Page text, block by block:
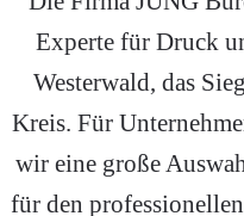
Experte für Druck
Westerwald, das
Kreis. Für
wir eine große
für den